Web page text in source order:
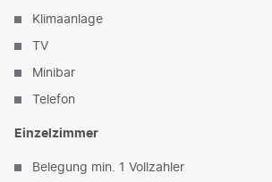
Klimaanlage
TV
Minibar
Telefon
Einzelzimmer
Belegung min. 1 Vollzahler